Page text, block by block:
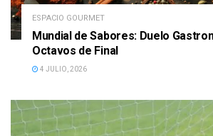
ESPACIO GOURMET
Mundial de Sabores: Duelo
Octavos de Final
4 JULIO, 2026